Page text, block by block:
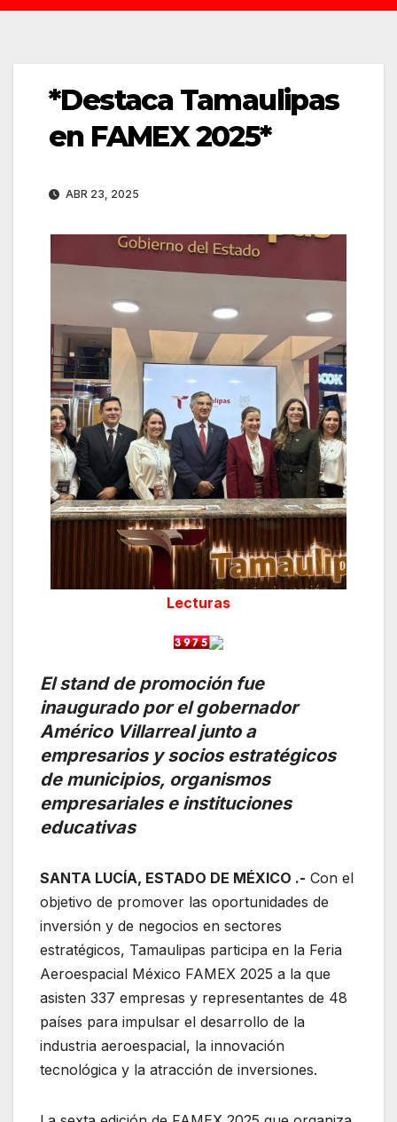
*Destaca Tamaulipas
en FAMEX 2025*
ABR 23, 2025
Lecturas
El stand de promoción fue
inaugurado por el gobernador
Américo Villarreal junto a
empresarios y socios estratégicos
de municipios, organismos
empresariales e instituciones
educativas
SANTA LUCÍA, ESTADO DE MÉXICO .- Con el
objetivo de promover las oportunidades de
inversión y de negocios en sectores
estratégicos, Tamaulipas participa en la Feria
Aeroespacial México FAMEX 2025 a la que
asisten 337 empresas y representantes de 48
países para impulsar el desarrollo de la
industria aeroespacial, la innovación
tecnológica y la atracción de inversiones.